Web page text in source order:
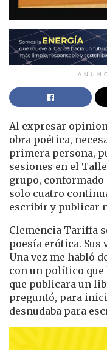
Al expresar
obra poética,
primera persona,
sesiones en el
grupo, conformado
solo cuatro
escribir y publicar
Clemencia Tariffa
poesía erótica.
Una vez me habló
con un político que
que publicara un
preguntó, para
desnudaba para